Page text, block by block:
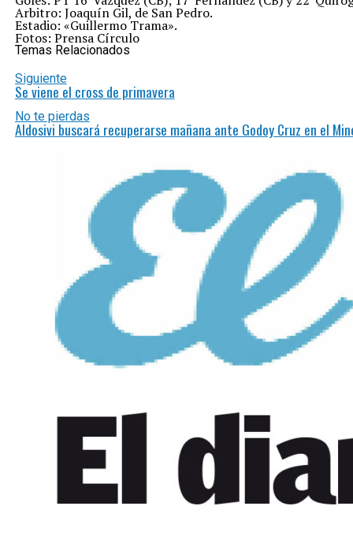
Arbitro: Joaquín Gil, de San Pedro.
Estadio: «Guillermo Trama».
Fotos: Prensa Círculo
Temas Relacionados
Siguiente
Se viene el cross de primavera
No te pierdas
Aldosivi buscará recuperarse mañana ante Godoy Cruz en el